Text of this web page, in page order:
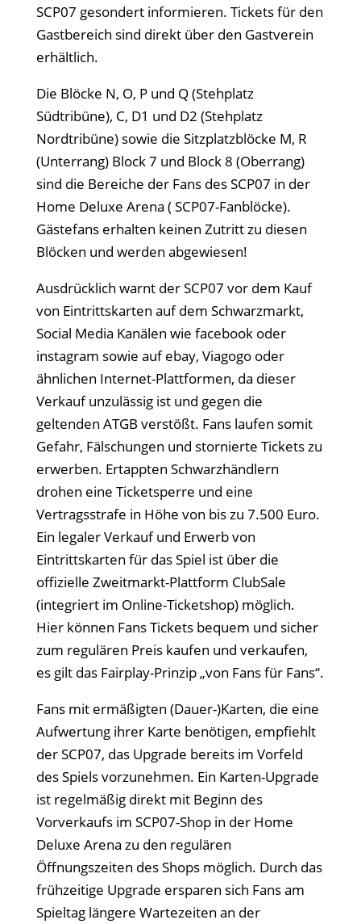
SCP07 gesondert informieren. Tickets für den
Gastbereich sind direkt über den Gastverein
erhältlich.
Die Blöcke N, O, P und Q (Stehplatz
Südtribüne), C, D1 und D2 (Stehplatz
Nordtribüne) sowie die Sitzplatzblöcke M, R
(Unterrang) Block 7 und Block 8 (Oberrang)
sind die Bereiche der Fans des SCP07 in der
Home Deluxe Arena ( SCP07-Fanblöcke).
Gästefans erhalten keinen Zutritt zu diesen
Blöcken und werden abgewiesen!
Ausdrücklich warnt der SCP07 vor dem Kauf
von Eintrittskarten auf dem Schwarzmarkt,
Social Media Kanälen wie facebook oder
instagram sowie auf ebay, Viagogo oder
ähnlichen Internet-Plattformen, da dieser
Verkauf unzulässig ist und gegen die
geltenden ATGB verstößt. Fans laufen somit
Gefahr, Fälschungen und stornierte Tickets zu
erwerben. Ertappten Schwarzhändlern
drohen eine Ticketsperre und eine
Vertragsstrafe in Höhe von bis zu 7.500 Euro.
Ein legaler Verkauf und Erwerb von
Eintrittskarten für das Spiel ist über die
offizielle Zweitmarkt-Plattform ClubSale
(integriert im Online-Ticketshop) möglich.
Hier können Fans Tickets bequem und sicher
zum regulären Preis kaufen und verkaufen,
es gilt das Fairplay-Prinzip „von Fans für Fans“.
Fans mit ermäßigten (Dauer-)Karten, die eine
Aufwertung ihrer Karte benötigen, empfiehlt
der SCP07, das Upgrade bereits im Vorfeld
des Spiels vorzunehmen. Ein Karten-Upgrade
ist regelmäßig direkt mit Beginn des
Vorverkaufs im SCP07-Shop in der Home
Deluxe Arena zu den regulären
Öffnungszeiten des Shops möglich. Durch das
frühzeitige Upgrade ersparen sich Fans am
Spieltag längere Wartezeiten an der